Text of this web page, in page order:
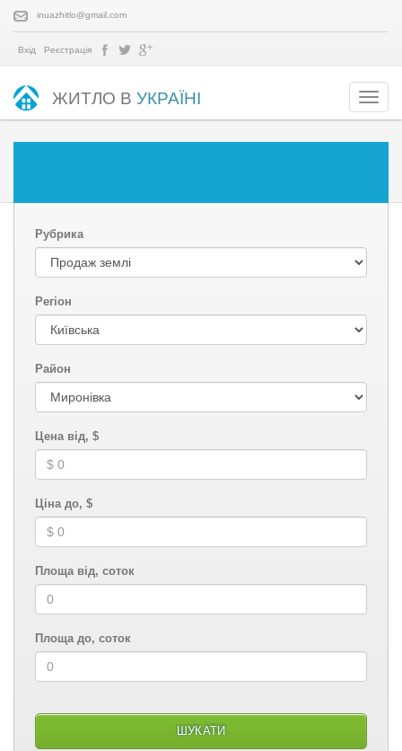
inuazhitlo@gmail.com
Вхід Реєстрація
ЖИТЛО В УКРАЇНІ
Рубрика
Регіон
Район
Цена від, $
Ціна до, $
Площа від, соток
Площа до, соток